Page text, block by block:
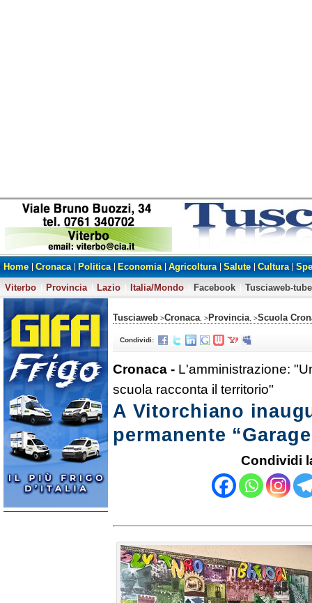
Home Cronaca Politica Economia Agricoltura Salute Cultura
Viterbo
Provincia Lazio Italia/Mondo Facebook Tusciaweb-tube
Tusciaweb >Cronaca , >Provincia , >Scuola
Condividi:
Cronaca - L'amministrazione:
scuola racconta il territorio"
A Vitorchiano
permanente
Condividi